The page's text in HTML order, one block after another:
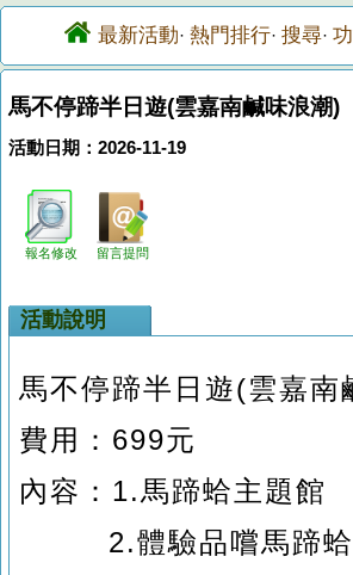
最新活動· 熱門排行· 搜尋·
馬不停蹄半日遊(雲嘉南鹹味浪潮)
活動日期：2026-11-19
報名修改 留言提問
活動說明
馬不停蹄半日遊(雲嘉南
費用： 699元
內容： 1.馬蹄蛤主題館
2.體驗品嚐馬蹄